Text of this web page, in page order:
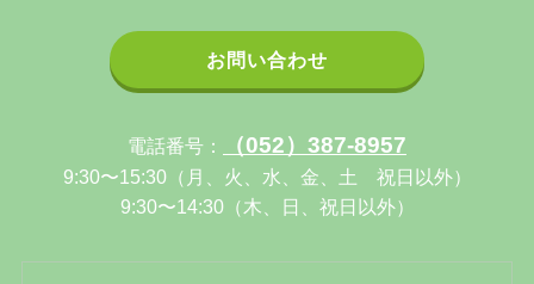
お問い合わせ
電話番号： （052）387-8957
9:30〜15:30（月、火、水、金、土 祝日以外）
9:30〜14:30（木、日、祝日以外）